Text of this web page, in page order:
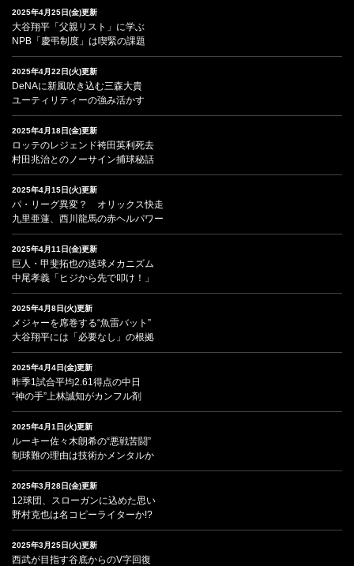
2025年4月25日(金)更新
大谷翔平「父親リスト」に学ぶ
NPB「慶弔制度」は喫緊の課題
2025年4月22日(火)更新
DeNAに新風吹き込む三森大貴
ユーティリティーの強み活かす
2025年4月18日(金)更新
ロッテのレジェンド袴田英利死去
村田兆治とのノーサイン捕球秘話
2025年4月15日(火)更新
パ・リーグ異変？ オリックス快走
九里亜蓮、西川龍馬の赤ヘルパワー
2025年4月11日(金)更新
巨人・甲斐拓也の送球メカニズム
中尾孝義「ヒジから先で叩け！」
2025年4月8日(火)更新
メジャーを席巻する“魚雷バット”
大谷翔平には「必要なし」の根拠
2025年4月4日(金)更新
昨季1試合平均2.61得点の中日
“神の手”上林誠知がカンフル剤
2025年4月1日(火)更新
ルーキー佐々木朗希の“悪戦苦闘”
制球難の理由は技術かメンタルか
2025年3月28日(金)更新
12球団、スローガンに込めた思い
野村克也は名コピーライターか!?
2025年3月25日(火)更新
西武が目指す谷底からのV字回復